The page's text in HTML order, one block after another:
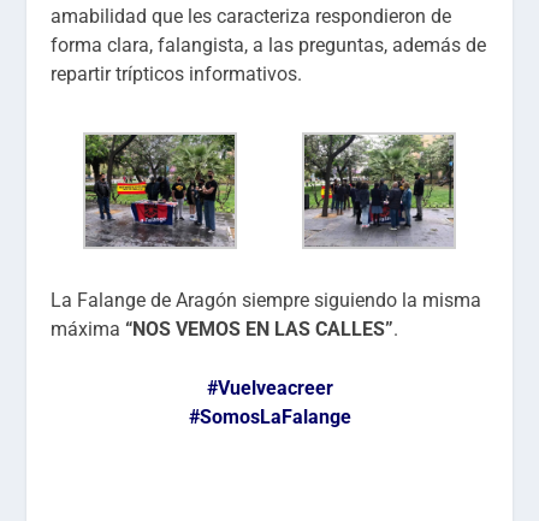
amabilidad que les caracteriza respondieron de
forma clara, falangista, a las preguntas, además de
repartir trípticos informativos.
La Falange de Aragón siempre siguiendo la misma
máxima“NOS VEMOS EN LAS CALLES”.
#Vuelveacreer
#SomosLaFalange